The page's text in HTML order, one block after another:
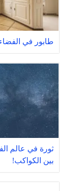
طابور في الفضاء..
ثورة في عالم
بين الكواكب!